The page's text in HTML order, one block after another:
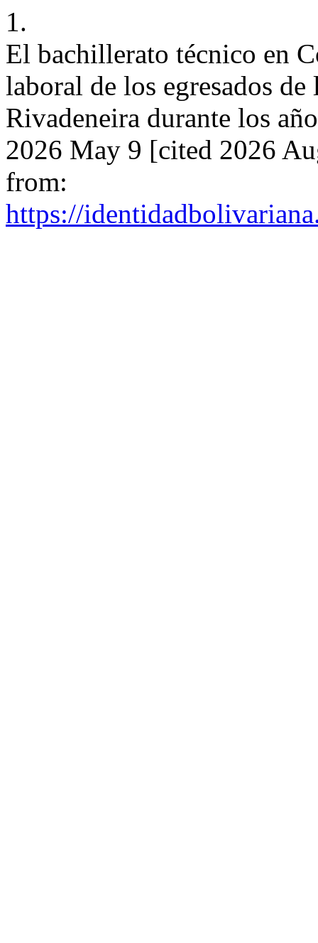
1.
El bachillerato técnico en
laboral de los egresados
Rivadeneira durante los
2026 May 9 [cited 2026
from:
https://